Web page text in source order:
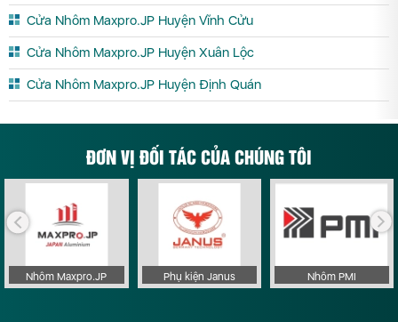
Cửa Nhôm Maxpro.JP Huyện Vĩnh Cửu
Cửa Nhôm Maxpro.JP Huyện Xuân Lộc
Cửa Nhôm Maxpro.JP Huyện Định Quán
ĐƠN VỊ ĐỐI TÁC CỦA CHÚNG TÔI
Nhôm Maxpro.JP Phụ kiện Janus Nhôm PMI